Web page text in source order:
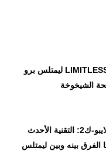
كبسولات LIMITLESS PRO AGING ليمتلس برو
الشيخوخة
ليمتلس اوسوفورتين د3 لايبو-ك2: التقنية الأحدث
الفرق بينه وبين ليمتلس